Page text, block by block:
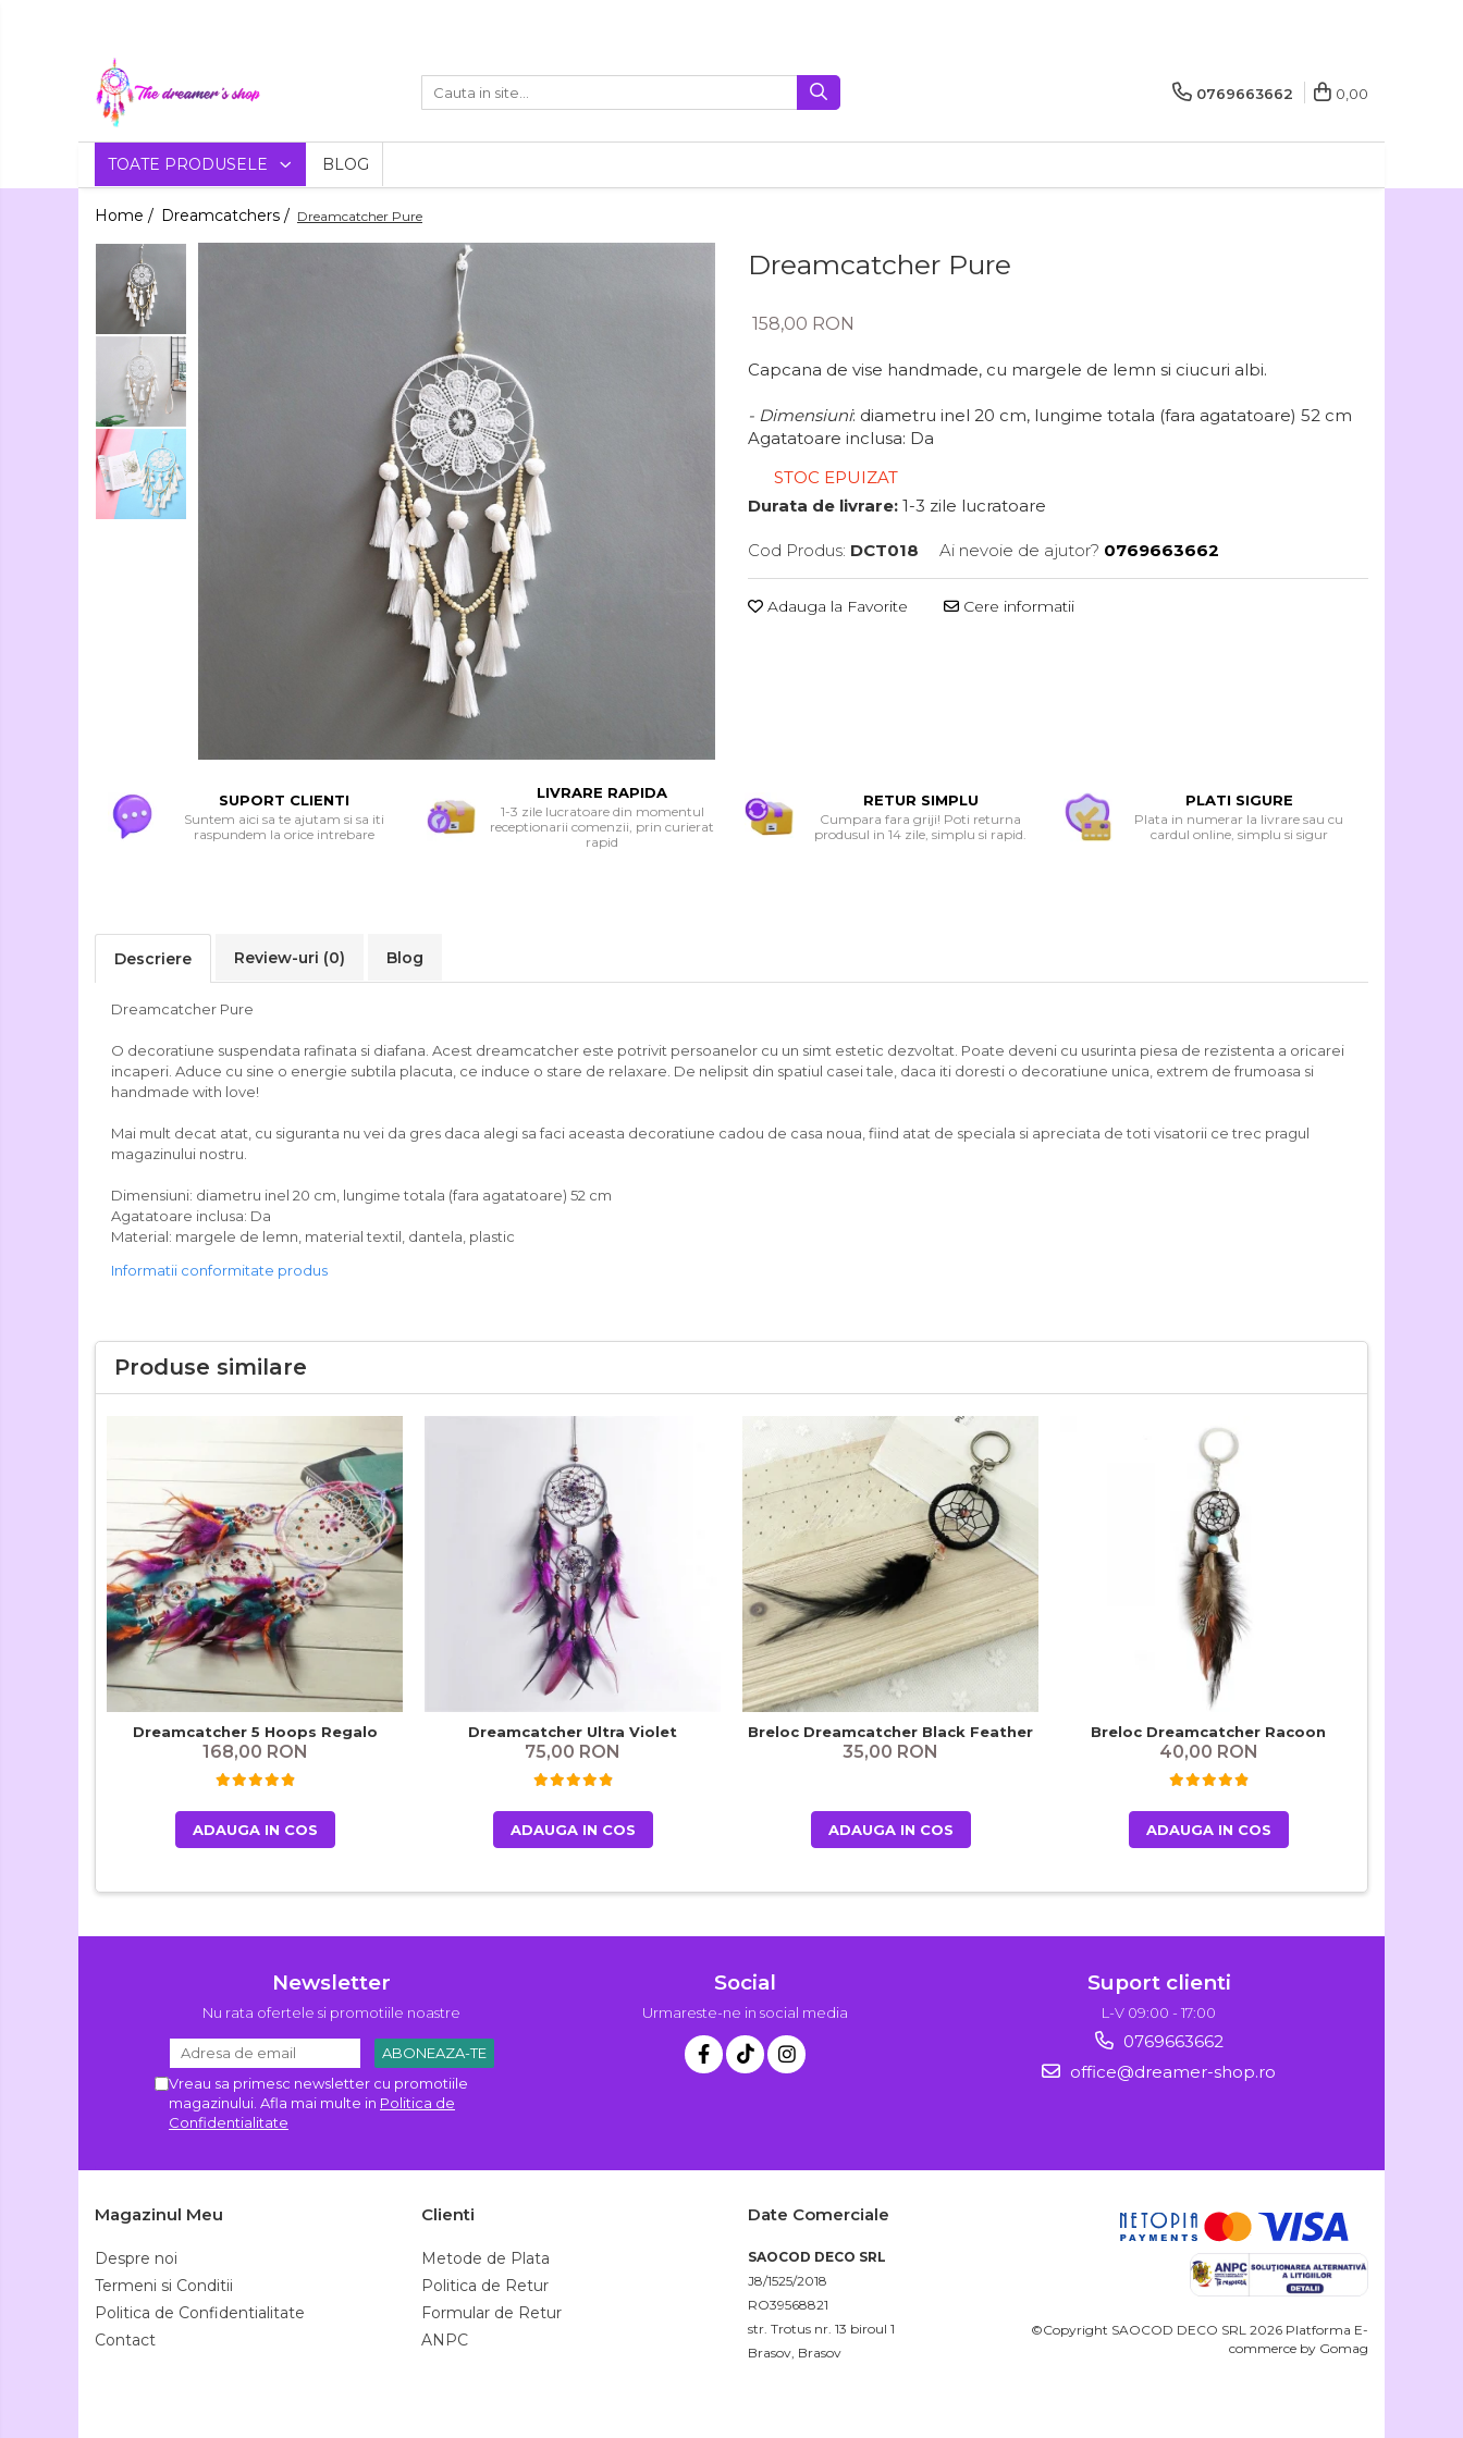
Toate Produsele
Dreamcatchers
Traditionale
Pentru masina
Decoratiuni
Aztece
Bratari
Bratari pentru EA
Bratari pentru EL
Bijuterii
Coliere Aromaterapie
Bratari Aromaterapie
Agende si Jurnale
Agende Hardcover
Seturi Creative si
0769663662 0,00
TOATE PRODUSELE BLOG
Home / Dreamcatchers / Dreamcatcher Pure
Dreamcatcher Pure
158,00 RON
Capcana de vise handmade, cu margele de lemn si ciucuri albi.
- Dimensiuni: diametru inel 20 cm, lungime totala (fara agatatoare) 52 cm
Agatatoare inclusa: Da
STOC EPUIZAT
Durata de livrare: 1-3 zile lucratoare
Cod Produs: DCT018 Ai nevoie de ajutor? 0769663662
Adauga la Favorite Cere informatii
SUPORT CLIENTI
Suntem aici sa te ajutam si sa iti
raspundem la orice intrebare
LIVRARE RAPIDA
1-3 zile lucratoare din momentul
receptionarii comenzii, prin curierat
rapid
RETUR SIMPLU
Cumpara fara griji! Poti returna
produsul in 14 zile, simplu si rapid.
PLATI SIGURE
Plata in numerar la livrare sau cu
cardul online, simplu si sigur
Descriere Review-uri (0) Blog
Dreamcatcher Pure
O decoratiune suspendata rafinata si diafana. Acest dreamcatcher este potrivit persoanelor cu un simt estetic dezvoltat. Poate deveni cu usurinta piesa de rezistenta a oricarei
incaperi. Aduce cu sine o energie subtila placuta, ce induce o stare de relaxare. De nelipsit din spatiul casei tale, daca iti doresti o decoratiune unica, extrem de frumoasa si
handmade with love!
Mai mult decat atat, cu siguranta nu vei da gres daca alegi sa faci aceasta decoratiune cadou de casa noua, fiind atat de speciala si apreciata de toti visatorii ce trec pragul
magazinului nostru.
Dimensiuni: diametru inel 20 cm, lungime totala (fara agatatoare) 52 cm
Agatatoare inclusa: Da
Material: margele de lemn, material textil, dantela, plastic
Informatii conformitate produs
Produse similare
Dreamcatcher 5 Hoops Regalo
168,00 RON
ADAUGA IN COS
Dreamcatcher Ultra Violet
75,00 RON
ADAUGA IN COS
Breloc Dreamcatcher Black Feather
35,00 RON
ADAUGA IN COS
Breloc Dreamcatcher Racoon
40,00 RON
ADAUGA IN COS
Newsletter
Nu rata ofertele si promotiile noastre
Vreau sa primesc newsletter cu promotiile
magazinului. Afla mai multe in Politica de
Confidentialitate
Social
Urmareste-ne in social media
Suport clienti
L-V 09:00 - 17:00
0769663662
office@dreamer-shop.ro
Magazinul Meu
Despre noi
Termeni si Conditii
Politica de Confidentialitate
Contact
Clienti
Metode de Plata
Politica de Retur
Formular de Retur
ANPC
Date Comerciale
SAOCOD DECO SRL
J8/1525/2018
RO39568821
str. Trotus nr. 13 biroul 1
Brasov, Brasov
©Copyright SAOCOD DECO SRL 2026 Platforma E-
commerce by Gomag